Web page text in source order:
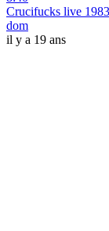
Crucifucks live
dom
il y a 19 ans